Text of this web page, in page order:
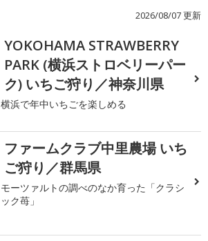
2026/08/07 更新
YOKOHAMA STRAWBERRY
PARK (横浜ストロベリーパー
ク) いちご狩り／神奈川県
横浜で年中いちごを楽しめる
ファームクラブ中里農場 いち
ご狩り／群馬県
モーツァルトの調べのなか育った「クラシ
ック苺」